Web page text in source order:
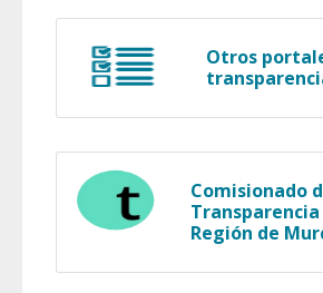
Otros
Comisionado
Región de